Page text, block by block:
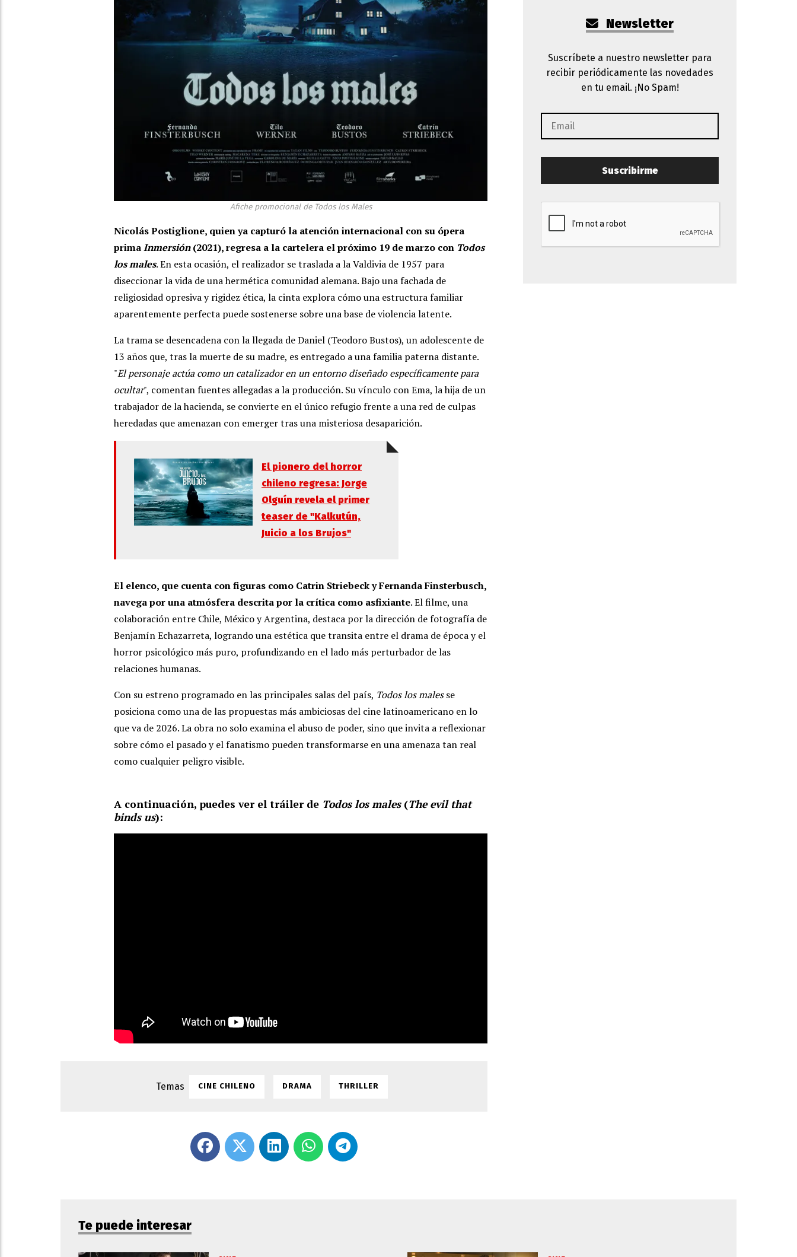
Afiche promocional de Todos los Males
Nicolás Postiglione, quien ya capturó la atención internacional con su ópera
primaInmersión(2021), regresa a la cartelera el próximo 19 de marzo con Todos
los males. En esta ocasión, el realizador se traslada a la Valdivia de 1957 para
diseccionar la vida de una hermética comunidad alemana. Bajo una fachada de
religiosidad opresiva y rigidez ética, la cinta explora cómo una estructura familiar
aparentemente perfecta puede sostenerse sobre una base de violencia latente.
La trama se desencadena con la llegada de Daniel (Teodoro Bustos), un adolescente de
13 años que, tras la muerte de su madre, es entregado a una familia paterna distante.
"El personaje actúa como un catalizador en un entorno diseñado específicamente para
ocultar", comentan fuentes allegadas a la producción. Su vínculo con Ema, la hija de un
trabajador de la hacienda, se convierte en el único refugio frente a una red de culpas
heredadas que amenazan con emerger tras una misteriosa desaparición.
El pionero del horror
chileno regresa: Jorge
Olguín revela el primer
teaser de "Kalkutún,
Juicio a los Brujos"
El elenco, que cuenta con figuras como Catrin Striebeck y Fernanda Finsterbusch,
navega por una atmósfera descrita por la crítica como asfixiante. El filme, una
colaboración entre Chile, México y Argentina, destaca por la dirección de fotografía de
Benjamín Echazarreta, logrando una estética que transita entre el drama de época y el
horror psicológico más puro, profundizando en el lado más perturbador de las
relaciones humanas.
Con su estreno programado en las principales salas del país, Todos los malesse
posiciona como una de las propuestas más ambiciosas del cine latinoamericano en lo
que va de 2026. La obra no solo examina el abuso de poder, sino que invita a reflexionar
sobre cómo el pasado y el fanatismo pueden transformarse en una amenaza tan real
como cualquier peligro visible.
A continuación, puedes ver el tráiler de Todos los males(The evil that
binds us):
CINE CHILENO DRAMA THRILLER
Te puede interesar
Newsletter
Suscríbete a nuestro newsletter para
recibir periódicamente las novedades
en tu email. ¡No Spam!
Suscribirme